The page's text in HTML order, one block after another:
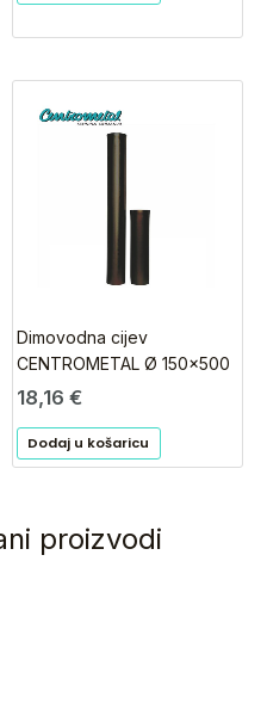
Dimovodna cijev
CENTROMETAL Ø 150×500
18,16 €
Dodaj u košaricu
proizvodi